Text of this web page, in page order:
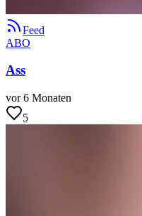
Feed
ABO
Ass
vor 6 Monaten
5